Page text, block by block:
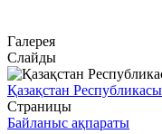
Галерея
Слайды
Қазақстан
Страницы
Байланыс ақпараты